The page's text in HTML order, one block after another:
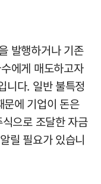
발행하거나 기존
에게 매도하고자
니다. 일반 불특정
에 기업이 돈은
으로 조달한 자금
릴 필요가 있습니